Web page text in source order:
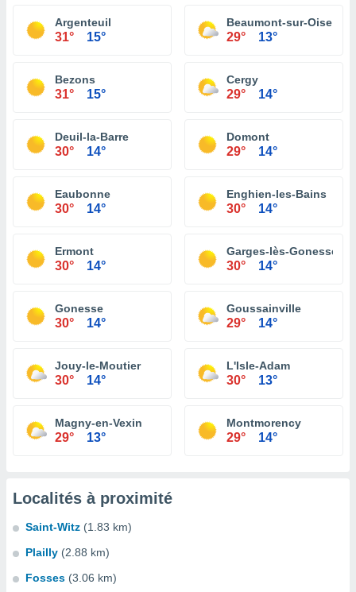
Argenteuil
31° 15°
Beaumont-sur-Oise
29° 13°
Bezons
31° 15°
Cergy
29° 14°
Deuil-la-Barre
30° 14°
Domont
29° 14°
Eaubonne
30° 14°
Enghien-les-Bains
30° 14°
Ermont
30° 14°
Garges-lès-Gonesse
30° 14°
Gonesse
30° 14°
Goussainville
29° 14°
Jouy-le-Moutier
30° 14°
L'Isle-Adam
30° 13°
Magny-en-Vexin
29° 13°
Montmorency
29° 14°
Localités à proximité
Saint-Witz (1.83 km)
Plailly (2.88 km)
Fosses (3.06 km)